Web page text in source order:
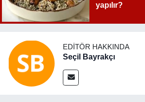
yapılır?
EDITÖR HAKKINDA
Seçil Bayrakçı